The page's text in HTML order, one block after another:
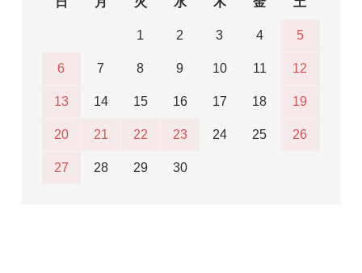
1 2 3 4 5
6 7 8 9 10 11 12
13 14 15 16 17 18 19
20 21 22 23 24 25 26
27 28 29 30